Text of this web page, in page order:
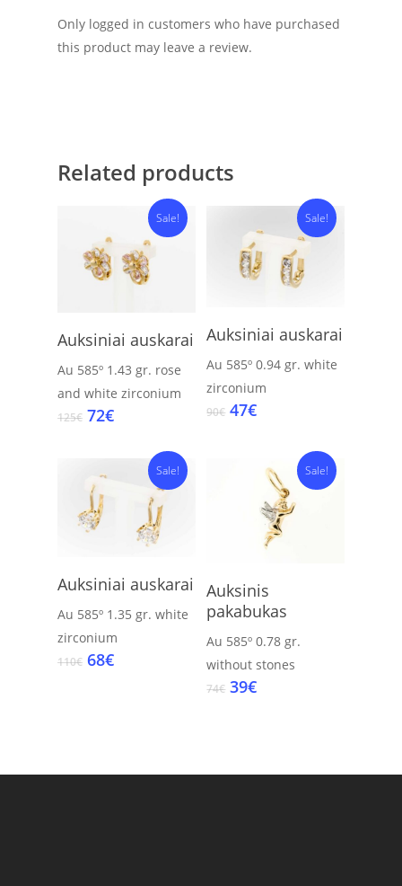
Only logged in customers who have purchased
this product may leave a review.
Related products
Sale!
Add To Cart
Auksiniai auskarai
Au 585º 1.43 gr. rose
and white zirconium
125€ Original
125€.
72€Current
Sale!
Add To Cart
Auksiniai auskarai
Au 585º 0.94 gr.white
zirconium
90€ Original
47€Current
47€.
Sale!
Add To Cart
Auksiniai auskarai
Au 585º 1.35 gr. white
zirconium
110€ Original
68€Current
Sale!
Add To Cart
Auksinis
pakabukas
Au 585º 0.78 gr.
without stones
74€ Original
39€Current